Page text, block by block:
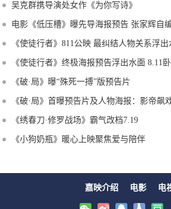
吴克群携导演处女作《为你写诗》
电影《低压槽》曝先导海报预告 张家辉自
《使徒行者》811公映 最纠结人物关系浮出
《使徒行者》终极海报预告浮出水面 8.11
《破·局》曝“殊死一搏”版预告片
《破·局》首曝预告片及人物海报：影帝飙
《绣春刀·修罗战场》霸气改档7.19
《小狗奶瓶》暖心上映聚焦爱与陪伴
嘉映介绍 电影 电